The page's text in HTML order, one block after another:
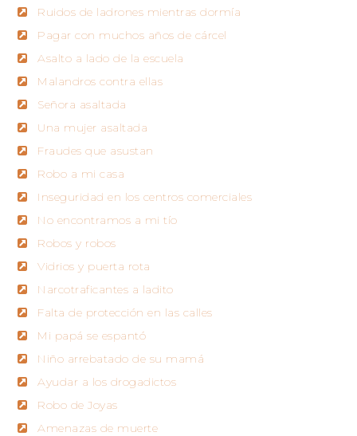
Ruidos de ladrones mientras dormía
Pagar con muchos años de cárcel
Asalto a lado de la escuela
Malandros contra ellas
Señora asaltada
Una mujer asaltada
Fraudes que asustan
Robo a mi casa
Inseguridad en los centros comerciales
No encontramos a mi tío
Robos y robos
Vidrios y puerta rota
Narcotraficantes a ladito
Falta de protección en las calles
Mi papá se espantó
Niño arrebatado de su mamá
Ayudar a los drogadictos
Robo de Joyas
Amenazas de muerte